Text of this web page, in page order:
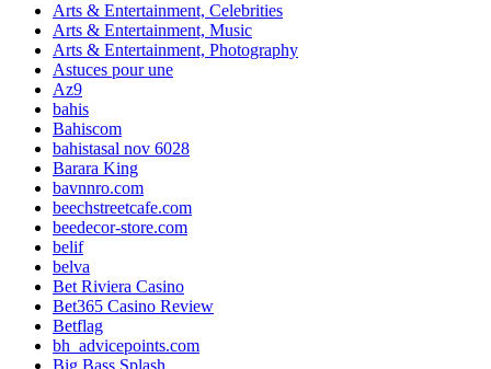
Arts & Entertainment, Celebrities
Arts & Entertainment, Music
Arts & Entertainment, Photography
Astuces pour une
Az9
bahis
Bahiscom
bahistasal nov 6028
Barara King
bavnnro.com
beechstreetcafe.com
beedecor-store.com
belif
belva
Bet Riviera Casino
Bet365 Casino Review
Betflag
bh_advicepoints.com